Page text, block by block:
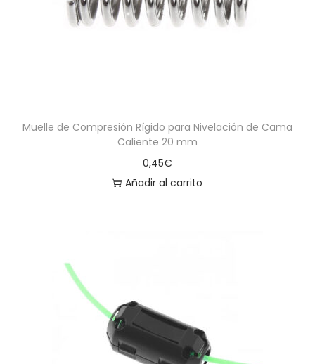
Muelle de Compresión Rígido para Nivelación de Cama
Caliente 20 mm
0,45€
Añadir al carrito